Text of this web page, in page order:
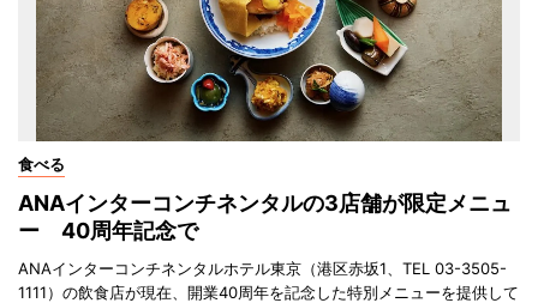
食べる
ANAインターコンチネンタルの3店舗が限定メニュ
ー 40周年記念で
ANAインターコンチネンタルホテル東京（港区赤坂1、TEL 03-3505-
1111）の飲食店が現在、開業40周年を記念した特別メニューを提供して